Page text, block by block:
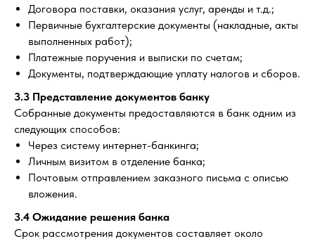
Договора поставки, оказания услуг, аренды и т.д.;
Первичные бухгалтерские документы (накладные, акты
выполненных работ);
Платежные поручения и выписки по счетам;
Документы, подтверждающие уплату налогов и сборов.
3.3 Представление документов банку
Собранные документы предоставляются в банк одним из
следующих способов:
Через систему интернет-банкинга;
Личным визитом в отделение банка;
Почтовым отправлением заказного письма с описью
вложения.
3.4 Ожидание решения банка
Срок рассмотрения документов составляет около